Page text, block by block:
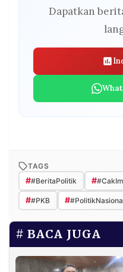
Dapatkan
TAGS
##BeritaPolitik #
##PKB #
BACA JUGA